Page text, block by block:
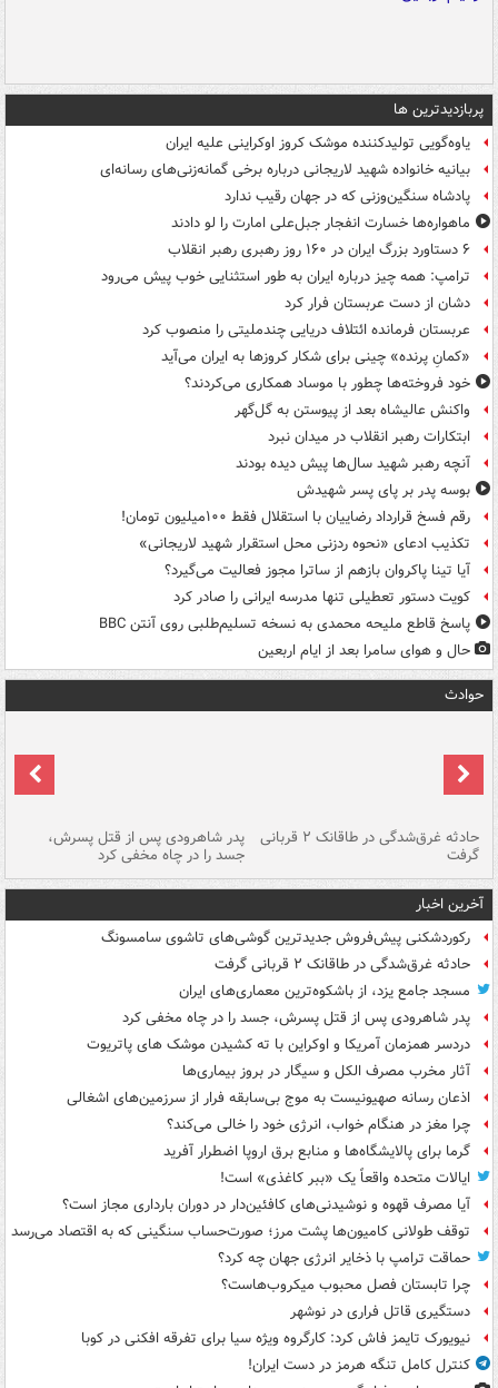
پربازدیدترین ها
یاوه‌گویی تولیدکننده موشک کروز اوکراینی علیه ایران
بیانیه خانواده شهید لاریجانی درباره برخی گمانه‌زنی‌های رسانه‌ای
پادشاه سنگین‌وزنی که در جهان رقیب ندارد
ماهواره‌ها خسارت انفجار جبل‌علی امارت را لو دادند
۶ دستاورد بزرگ ایران در ۱۶۰ روز رهبری رهبر انقلاب
ترامپ: همه چیز درباره ایران به طور استثنایی خوب پیش می‌رود
دشان از دست عربستان فرار کرد
عربستان فرمانده ائتلاف دریایی چندملیتی را منصوب کرد
«کمانِ پرنده» چینی برای شکار کروزها به ایران می‌آید
خود فروخته‌ها چطور با موساد همکاری می‌کردند؟
واکنش عالیشاه بعد از پیوستن به گل‌گهر
ابتکارات رهبر انقلاب در میدان نبرد
آنچه رهبر شهید سال‌ها پیش دیده بودند
بوسه‌ پدر بر پای پسر شهیدش
رقم فسخ قرارداد رضاییان با استقلال فقط ۱۰۰میلیون تومان!
تکذیب ادعای «نحوه ردزنی محل استقرار شهید لاریجانی»
آیا تینا پاکروان بازهم از ساترا مجوز فعالیت می‌گیرد؟
کویت دستور تعطیلی تنها مدرسه ایرانی را صادر کرد
پاسخ قاطع ملیحه محمدی به نسخه تسلیم‌طلبی روی آنتن BBC
حال و هوای سامرا بعد از ایام اربعین
حوادث
حادثه غرق‌شدگی در طاقانک ۲ قربانی
گرفت
پدر شاهرودی پس از قتل پسرش،
جسد را در چاه مخفی کرد
آخرین اخبار
رکوردشکنی پیش‌فروش جدیدترین گوشی‌های تاشوی سامسونگ
حادثه غرق‌شدگی در طاقانک ۲ قربانی گرفت
مسجد جامع یزد، از باشکوه‌ترین معماری‌های ایران
پدر شاهرودی پس از قتل پسرش، جسد را در چاه مخفی کرد
دردسر همزمان آمریکا و اوکراین با ته کشیدن موشک های پاتریوت
آثار مخرب مصرف الکل و سیگار در بروز بیماری‌ها
اذعان رسانه صهیونیست به موج بی‌سابقه فرار از سرزمین‌های اشغالی
چرا مغز در هنگام خواب، انرژی خود را خالی می‌کند؟
گرما برای پالایشگاه‌ها و منابع برق اروپا اضطرار آفرید
ایالات متحده واقعاً یک «ببر کاغذی» است!
آیا مصرف قهوه و نوشیدنی‌های کافئین‌دار در دوران بارداری مجاز است؟
توقف طولانی کامیون‌ها پشت مرز؛ صورت‌حساب سنگینی که به اقتصاد می‌رسد
حماقت ترامپ با ذخایر انرژی جهان چه کرد؟
چرا تابستان فصل محبوب میکروب‌هاست؟
دستگیری قاتل فراری در نوشهر
نیویورک تایمز فاش کرد: کارگروه ویژه سیا برای تفرقه افکنی در کوبا
کنترل کامل تنگه هرمز در دست ایران!